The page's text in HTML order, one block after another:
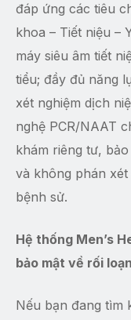
đáp ứng các tiêu
khoa – Tiết niệu –
máy siêu âm tiết
tiểu; đầy đủ năng
xét nghiệm dịch
nghệ PCR/NAAT
khám riêng tư,
và không phán
bệnh sử.
Hệ thống Men’s
bảo mật về rối
Nếu bạn đang tìm